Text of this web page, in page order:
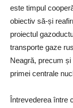
este timpul
obiectiv să-și
proiectul
transporte gaze
Neagră, precum
primei centrale
Întrevederea între